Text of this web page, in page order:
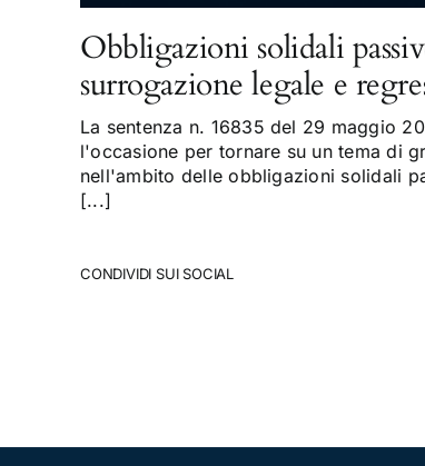
Obbligazioni solidali
surrogazione legale e
La sentenza n. 16835 del 29 maggio
l'occasione per tornare su un tema di
nell'ambito delle obbligazioni solidali
[...]
CONDIVIDI SUI SOCIAL